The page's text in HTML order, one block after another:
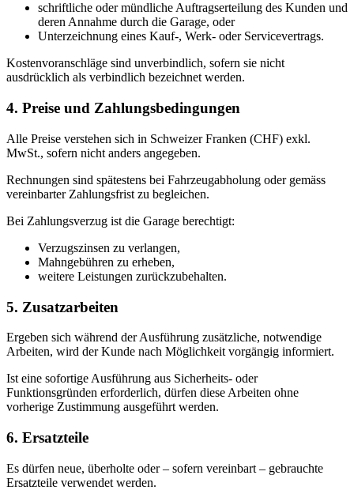
schriftliche oder mündliche Auftragserteilung des Kunden und
deren Annahme durch die Garage, oder
Unterzeichnung eines Kauf-, Werk- oder Servicevertrags.
Kostenvoranschläge sind unverbindlich, sofern sie nicht
ausdrücklich als verbindlich bezeichnet werden.
4. Preise und Zahlungsbedingungen
Alle Preise verstehen sich in Schweizer Franken (CHF) exkl.
MwSt., sofern nicht anders angegeben.
Rechnungen sind spätestens bei Fahrzeugabholung oder gemäss
vereinbarter Zahlungsfrist zu begleichen.
Bei Zahlungsverzug ist die Garage berechtigt:
Verzugszinsen zu verlangen,
Mahngebühren zu erheben,
weitere Leistungen zurückzubehalten.
5. Zusatzarbeiten
Ergeben sich während der Ausführung zusätzliche, notwendige
Arbeiten, wird der Kunde nach Möglichkeit vorgängig informiert.
Ist eine sofortige Ausführung aus Sicherheits- oder
Funktionsgründen erforderlich, dürfen diese Arbeiten ohne
vorherige Zustimmung ausgeführt werden.
6. Ersatzteile
Es dürfen neue, überholte oder – sofern vereinbart – gebrauchte
Ersatzteile verwendet werden.